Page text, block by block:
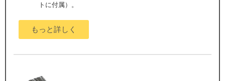
トに付属）。
もっと詳しく